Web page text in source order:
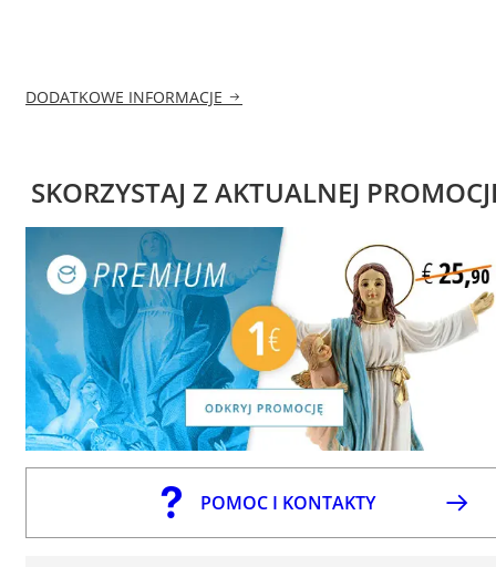
DODATKOWE INFORMACJE
SKORZYSTAJ Z AKTUALNEJ
POMOC I KONTAKTY